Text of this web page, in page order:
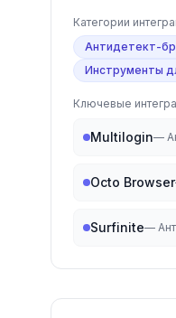
Категории
Антидетект-
Инструменты
Ключевые
Multilogin—
Octo Browser
Surfinite—